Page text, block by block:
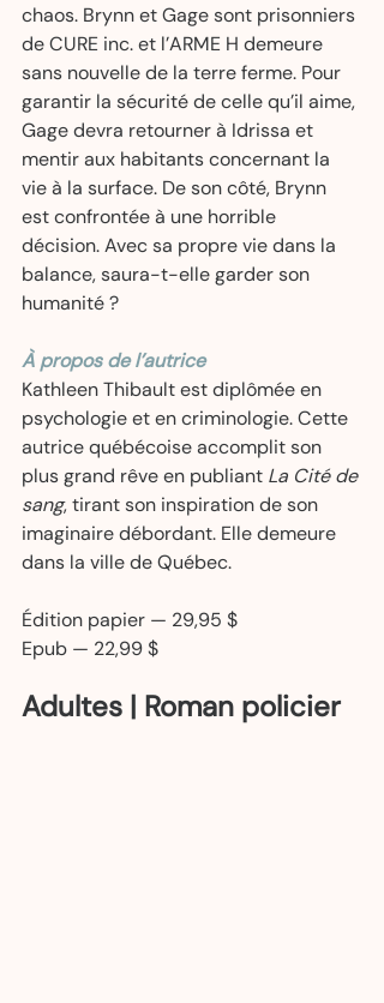
chaos. Brynn et Gage sont prisonniers
de CURE inc. et l’ARME H demeure
sans nouvelle de la terre ferme. Pour
garantir la sécurité de celle qu’il aime,
Gage devra retourner à Idrissa et
mentir aux habitants concernant la
vie à la surface. De son côté, Brynn
est confrontée à une horrible
décision. Avec sa propre vie dans la
balance, saura-t-elle garder son
humanité ?
À propos de l’autrice
Kathleen Thibault est diplômée en
psychologie et en criminologie. Cette
autrice québécoise accomplit son
plus grand rêve en publiant La Cité de
sang, tirant son inspiration de son
imaginaire débordant. Elle demeure
dans la ville de Québec.
Édition papier — 29,95 $
Epub — 22,99 $
Adultes | Roman policier